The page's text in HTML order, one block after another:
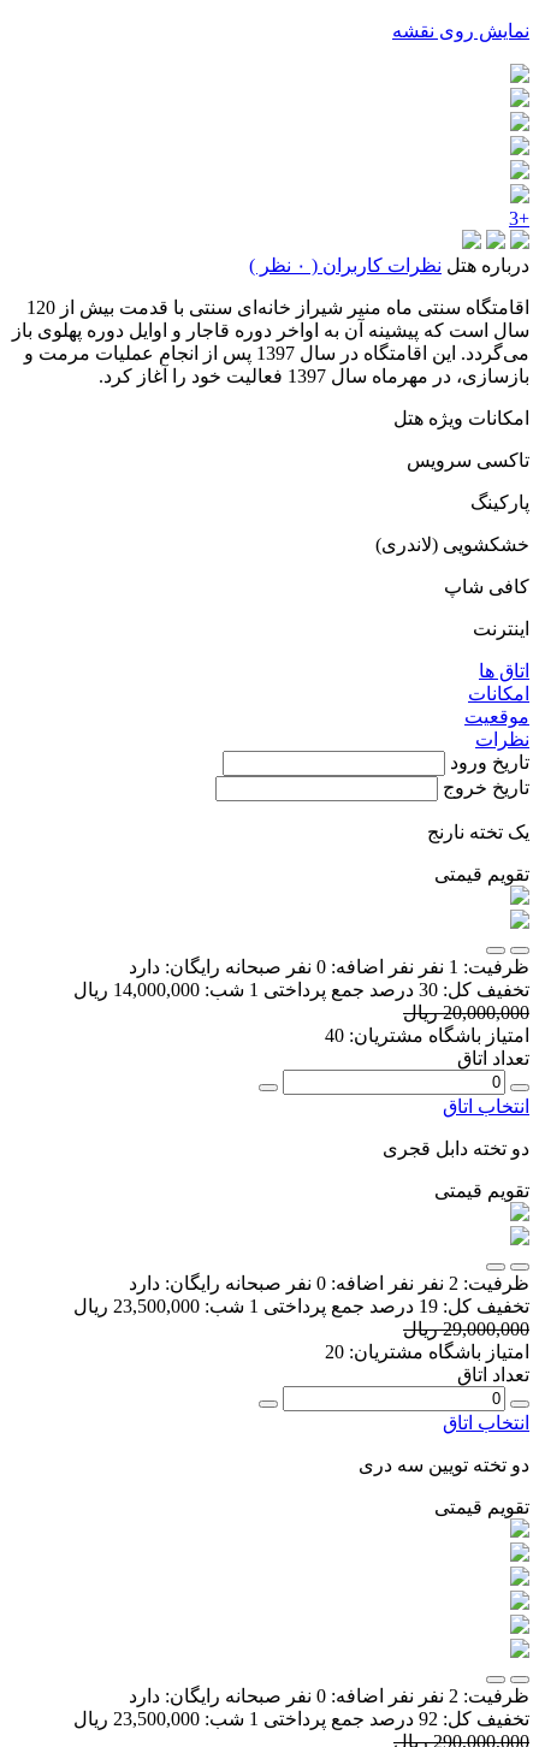
نمایش روی نقشه
+3
درباره هتل نظرات کاربران ( ۰ نظر )
اقامتگاه سنتی ماه منیر شیراز خانه‌ای سنتی با قدمت بیش از 120
سال است که پیشینه آن به اواخر دوره قاجار و اوایل دوره پهلوی باز
می‌گردد. این اقامتگاه در سال 1397 پس از انجام عملیات مرمت و
بازسازی، در مهرماه سال 1397 فعالیت خود را آغاز کرد.
امکانات ویژه هتل
تاکسی سرویس
پارکینگ
خشکشویی (لاندری)
کافی شاپ
اینترنت
اتاق ها
امکانات
موقعیت
نظرات
تاریخ ورود
تاریخ خروج
یک تخته نارنج
تقویم قیمتی
ظرفیت: 1 نفر نفر اضافه: 0 نفر صبحانه رایگان: دارد
تخفیف کل: 30 درصد جمع پرداختی 1 شب:
14,000,000 ریال
20,000,000 ریال
امتیاز باشگاه مشتریان: 40
تعداد اتاق
انتخاب اتاق
دو تخته دابل قجری
تقویم قیمتی
ظرفیت: 2 نفر نفر اضافه: 0 نفر صبحانه رایگان: دارد
تخفیف کل: 19 درصد جمع پرداختی 1 شب:
23,500,000 ریال
29,000,000 ریال
امتیاز باشگاه مشتریان: 20
تعداد اتاق
انتخاب اتاق
دو تخته تویین سه دری
تقویم قیمتی
ظرفیت: 2 نفر نفر اضافه: 0 نفر صبحانه رایگان: دارد
تخفیف کل: 92 درصد جمع پرداختی 1 شب:
23,500,000 ریال
290,000,000 ریال